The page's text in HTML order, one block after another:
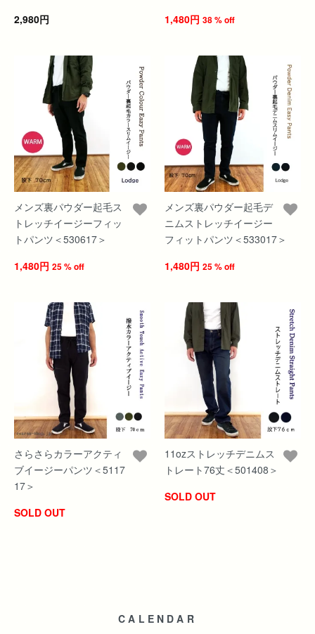
2,980円
1,480円 38 % off
メンズ裏パウダー起毛ス
トレッチイージーフィッ
トパンツ＜530617＞
1,480円 25 % off
メンズ裏パウダー起毛デ
ニムストレッチイージー
フィットパンツ＜533017＞
1,480円 25 % off
さらさらカラーアクティ
ブイージーパンツ＜5117
17＞
SOLD OUT
11ozストレッチデニムス
トレート76丈＜501408＞
SOLD OUT
CALENDAR